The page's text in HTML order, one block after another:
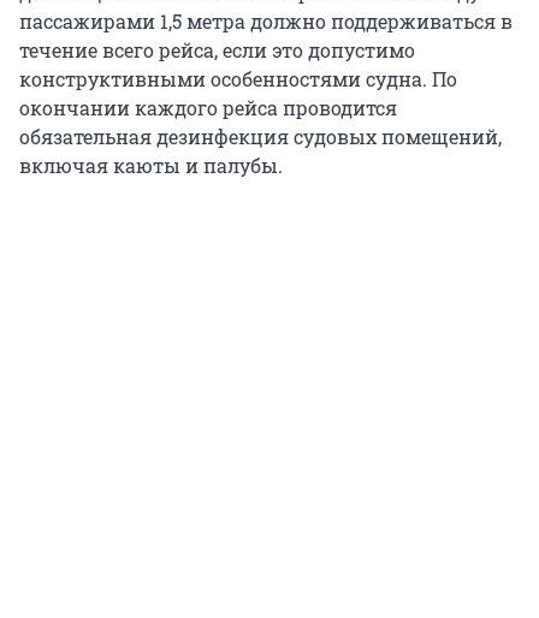
пассажирами 1,5 метра должно поддерживаться в
течение всего рейса, если это допустимо
конструктивными особенностями судна. По
окончании каждого рейса проводится
обязательная дезинфекция судовых помещений,
включая каюты и палубы.